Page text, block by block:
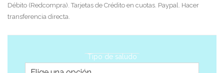
Débito (Redcompra). Tarjetas de Crédito en cuotas. Paypal. Hacer
transferencia directa.
Tipo de saludo